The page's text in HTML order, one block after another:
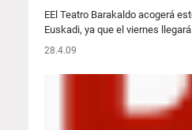
EEl Teatro Barakaldo acogerá
Euskadi, ya que el viernes
28.4.09